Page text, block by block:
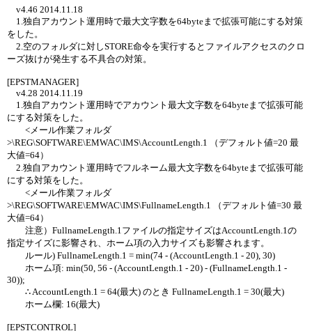
v4.46 2014.11.18
1.独自アカウント運用時で最大文字数を64byteまで拡張可能にする対策
をした。
2.空のフォルダに対しSTORE命令を実行するとファイルアクセスのクロ
ーズ抜けが発生する不具合の対策。
[EPSTMANAGER]
v4.28 2014.11.19
1.独自アカウント運用時でアカウント最大文字数を64byteまで拡張可能
にする対策をした。
<メール作業フォルダ
>\REG\SOFTWARE\EMWAC\IMS\AccountLength.1 （デフォルト値=20 最
大値=64）
2.独自アカウント運用時でフルネーム最大文字数を64byteまで拡張可能
にする対策をした。
<メール作業フォルダ
>\REG\SOFTWARE\EMWAC\IMS\FullnameLength.1 （デフォルト値=30 最
大値=64）
注意）FullnameLength.1ファイルの指定サイズはAccountLength.1の
指定サイズに影響され、ホーム項の入力サイズも影響されます。
ルール) FullnameLength.1 = min(74 - (AccountLength.1 - 20), 30)
ホーム項: min(50, 56 - (AccountLength.1 - 20) - (FullnameLength.1 -
30));
∴ AccountLength.1 = 64(最大) のとき FullnameLength.1 = 30(最大)
ホーム欄: 16(最大)
[EPSTCONTROL]